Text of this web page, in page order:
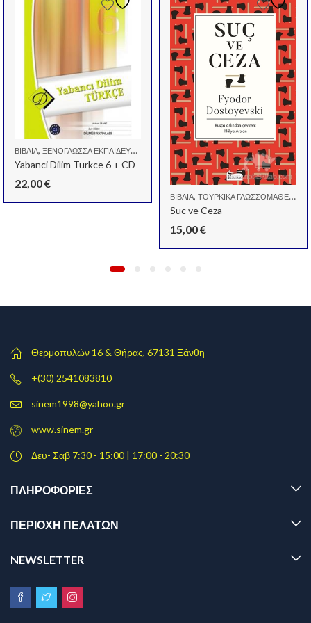
ΤΟΥΡΚΙΚΆ ΓΛΩΣΣΟΜΆΘΕΙΑΣ
ΒΙΒΛΊΑ, ΞΕΝΌΓΛΩΣΣΑ ΕΚΠΑΙΔΕΥΤΙΚΆ ΒΙΒΛΊΑ ,ΤΟΥΡΚΙΚΆ ΓΛΩΣΣΟΜΆΘΕΙΑΣ
Yabanci Dilim Turkce 6 + CD
22,00€
ΒΙΒΛΊΑ, ΤΟΥΡΚΙΚΆ ΓΛΩΣΣΟΜΆΘΕΙΑΣ
Suc ve Ceza
15,00€
Θερμοπυλών 16 & Θήρας, 67131 Ξάνθη
+(30) 2541083810
sinem1998@yahoo.gr
www.sinem.gr
Δευ- Σαβ 7:30 - 15:00 | 17:00 - 20:30
ΠΛΗΡΟΦΟΡΊΕΣ
ΠΕΡΙΟΧΗ ΠΕΛΑΤΩΝ
NEWSLETTER